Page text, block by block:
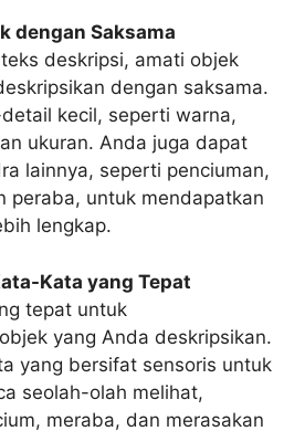
dengan Saksama
deskripsi, amati objek
dengan saksama.
kecil, seperti warna,
ukuran. Anda juga dapat
lainnya, seperti penciuman,
peraba, untuk mendapatkan
lengkap.
Kata yang Tepat
tepat untuk
yang Anda deskripsikan.
yang bersifat sensoris untuk
seolah-olah melihat,
meraba, dan merasakan